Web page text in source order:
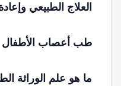
العلاج الطبيعي
طب أعصاب الأطفال
ما هو علم الوراثة